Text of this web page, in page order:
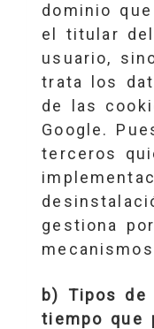
dominio
el titular
usuario,
trata los
de las
Google.
terceros
gestiona
b) Tipos de
tiempo que